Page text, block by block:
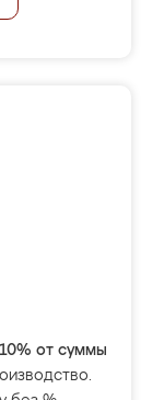
10% от суммы